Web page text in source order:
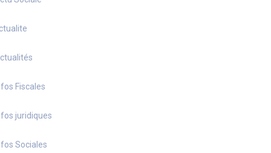
Fiscales
juridiques
Sociales